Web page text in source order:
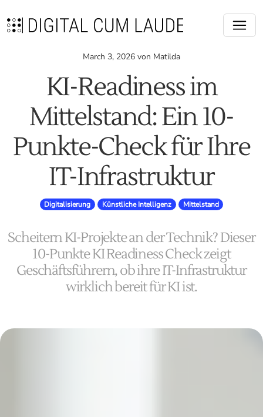
March 3, 2026 von Matilda
KI-Readiness im
Mittelstand: Ein 10-
Punkte-Check für Ihre
IT-Infrastruktur
Digitalisierung Künstliche Intelligenz Mittelstand
Scheitern KI-Projekte an der Technik? Dieser
10-Punkte KI Readiness Check zeigt
Geschäftsführern, ob ihre IT-Infrastruktur
wirklich bereit für KI ist.